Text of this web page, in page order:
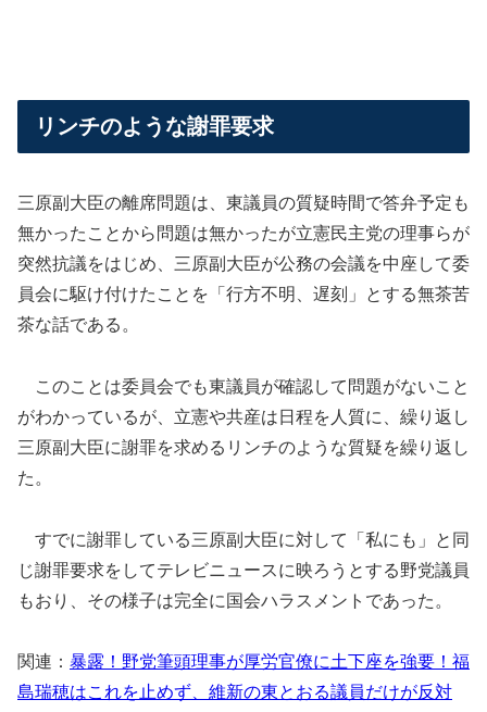
リンチのような謝罪要求
三原副大臣の離席問題は、東議員の質疑時間で答弁予定も
無かったことから問題は無かったが立憲民主党の理事らが
突然抗議をはじめ、三原副大臣が公務の会議を中座して委
員会に駆け付けたことを「行方不明、遅刻」とする無茶苦
茶な話である。
このことは委員会でも東議員が確認して問題がないこと
がわかっているが、立憲や共産は日程を人質に、繰り返し
三原副大臣に謝罪を求めるリンチのような質疑を繰り返し
た。
すでに謝罪している三原副大臣に対して「私にも」と同
じ謝罪要求をしてテレビニュースに映ろうとする野党議員
もおり、その様子は完全に国会ハラスメントであった。
関連： 暴露！野党筆頭理事が厚労官僚に土下座を強要！福
島瑞穂はこれを止めず、維新の東とおる議員だけが反対